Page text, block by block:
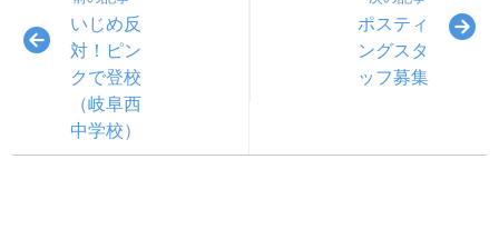
いじめ反
対！ピン
クで登校
（岐阜西
中学校）
ポスティ
ングスタ
ッフ募集